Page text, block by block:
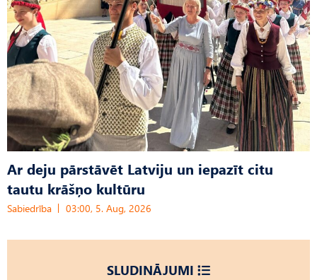
Ar deju pārstāvēt Latviju un iepazīt citu
tautu krāšņo kultūru
Sabiedrība 03:00, 5. Aug, 2026
SLUDINĀJUMI